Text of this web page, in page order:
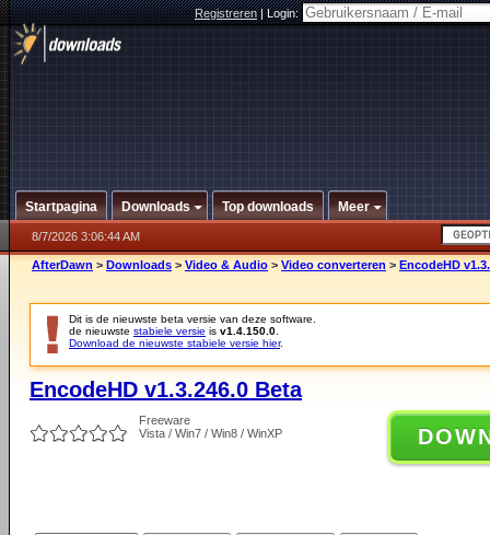
Registreren|Login:
Startpagina Downloads Top downloads Meer
8/7/2026 3:06:44 AM
AfterDawn > Downloads > Video & Audio > Video converteren > EncodeHD
Dit is de nieuwste beta versie van deze software.
de nieuwste stabiele versie is v1.4.150.0
Download de nieuwste stabiele versie hier.
EncodeHD v1.3.246.0 Beta
Freeware
Vista / Win7 / Win8 / WinXP